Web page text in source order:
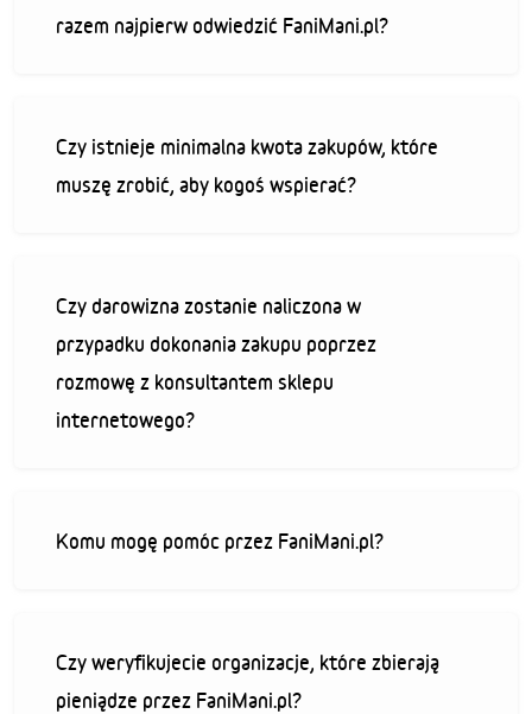
razem najpierw odwiedzić FaniMani.pl?
Czy istnieje minimalna kwota zakupów, które
muszę zrobić, aby kogoś wspierać?
Czy darowizna zostanie naliczona w
przypadku dokonania zakupu poprzez
rozmowę z konsultantem sklepu
internetowego?
Komu mogę pomóc przez FaniMani.pl?
Czy weryfikujecie organizacje, które zbierają
pieniądze przez FaniMani.pl?